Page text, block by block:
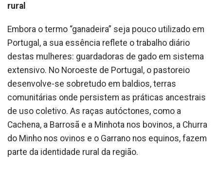
rural
Embora o termo “ganadeira” seja pouco utilizado em
Portugal, a sua essência reflete o trabalho diário
destas mulheres: guardadoras de gado em sistema
extensivo. No Noroeste de Portugal, o pastoreio
desenvolve-se sobretudo em baldios, terras
comunitárias onde persistem as práticas ancestrais
de uso coletivo. As raças autóctones, como a
Cachena, a Barrosã e a Minhota nos bovinos, a Churra
do Minho nos ovinos e o Garrano nos equinos, fazem
parte da identidade rural da região.